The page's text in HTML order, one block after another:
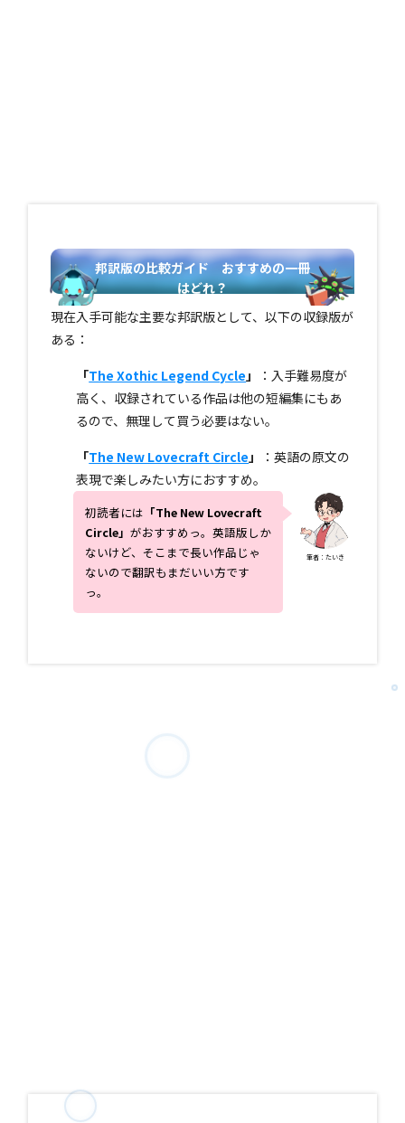
邦訳版の比較ガイド おすすめの一冊
はどれ？
現在入手可能な主要な邦訳版として、以下の収録版が
ある：
「The Xothic Legend Cycle」
：入手難易度が
高く、収録されている作品は他の短編集にもあ
るので、無理して買う必要はない。
「The New Lovecraft Circle」
：英語の原文の
表現で楽しみたい方におすすめ。
筆者：たいき
初読者には 「The New Lovecraft
Circle」がおすすめっ。英語版しか
ないけど、そこまで長い作品じゃ
ないので翻訳もまだいい方です
っ。